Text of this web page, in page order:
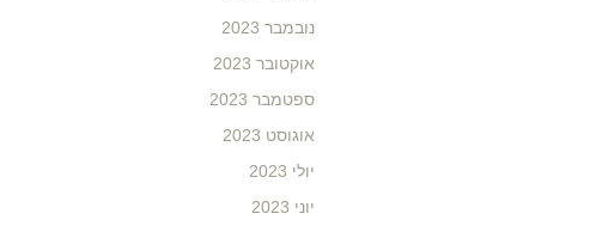
נובמבר 2023
אוקטובר 2023
ספטמבר 2023
אוגוסט 2023
יולי 2023
יוני 2023